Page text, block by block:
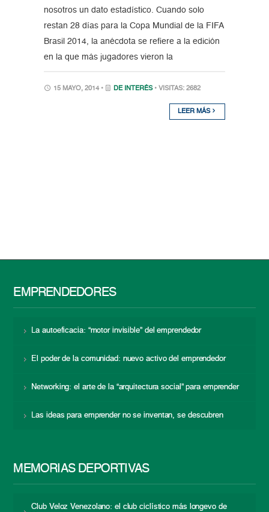
nosotros un dato estadístico. Cuando solo
restan 28 días para la Copa Mundial de la FIFA
Brasil 2014, la anécdota se refiere a la edición
en la que más jugadores vieron la
15 MAYO, 2014 • DE INTERÉS • VISITAS: 2682
LEER MÁS
EMPRENDEDORES
La autoeficacia: “motor invisible” del emprendedor
El poder de la comunidad: nuevo activo del emprendedor
Networking: el arte de la “arquitectura social” para emprender
Las ideas para emprender no se inventan, se descubren
MEMORIAS DEPORTIVAS
Club Veloz Venezolano: el club ciclístico más longevo de